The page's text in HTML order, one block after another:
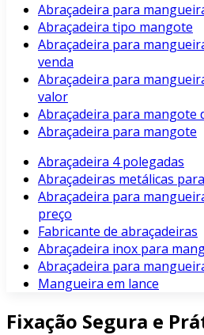
Abraçadeira para
Abraçadeira tipo mangote
Abraçadeira para
venda
Abraçadeira para
valor
Abraçadeira para mangote
Abraçadeira para mangote
Abraçadeira 4 polegadas
Abraçadeiras metálicas
Abraçadeira para
preço
Fabricante de abraçadeiras
Abraçadeira inox para
Abraçadeira para
Mangueira em lance
Fixação Segura e